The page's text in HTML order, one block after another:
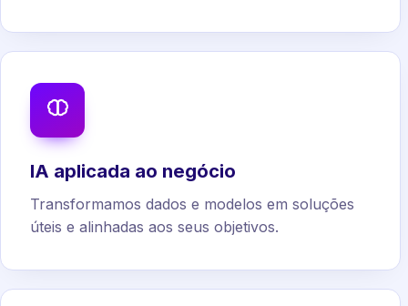
IA aplicada ao negócio
Transformamos dados e modelos em soluções
úteis e alinhadas aos seus objetivos.